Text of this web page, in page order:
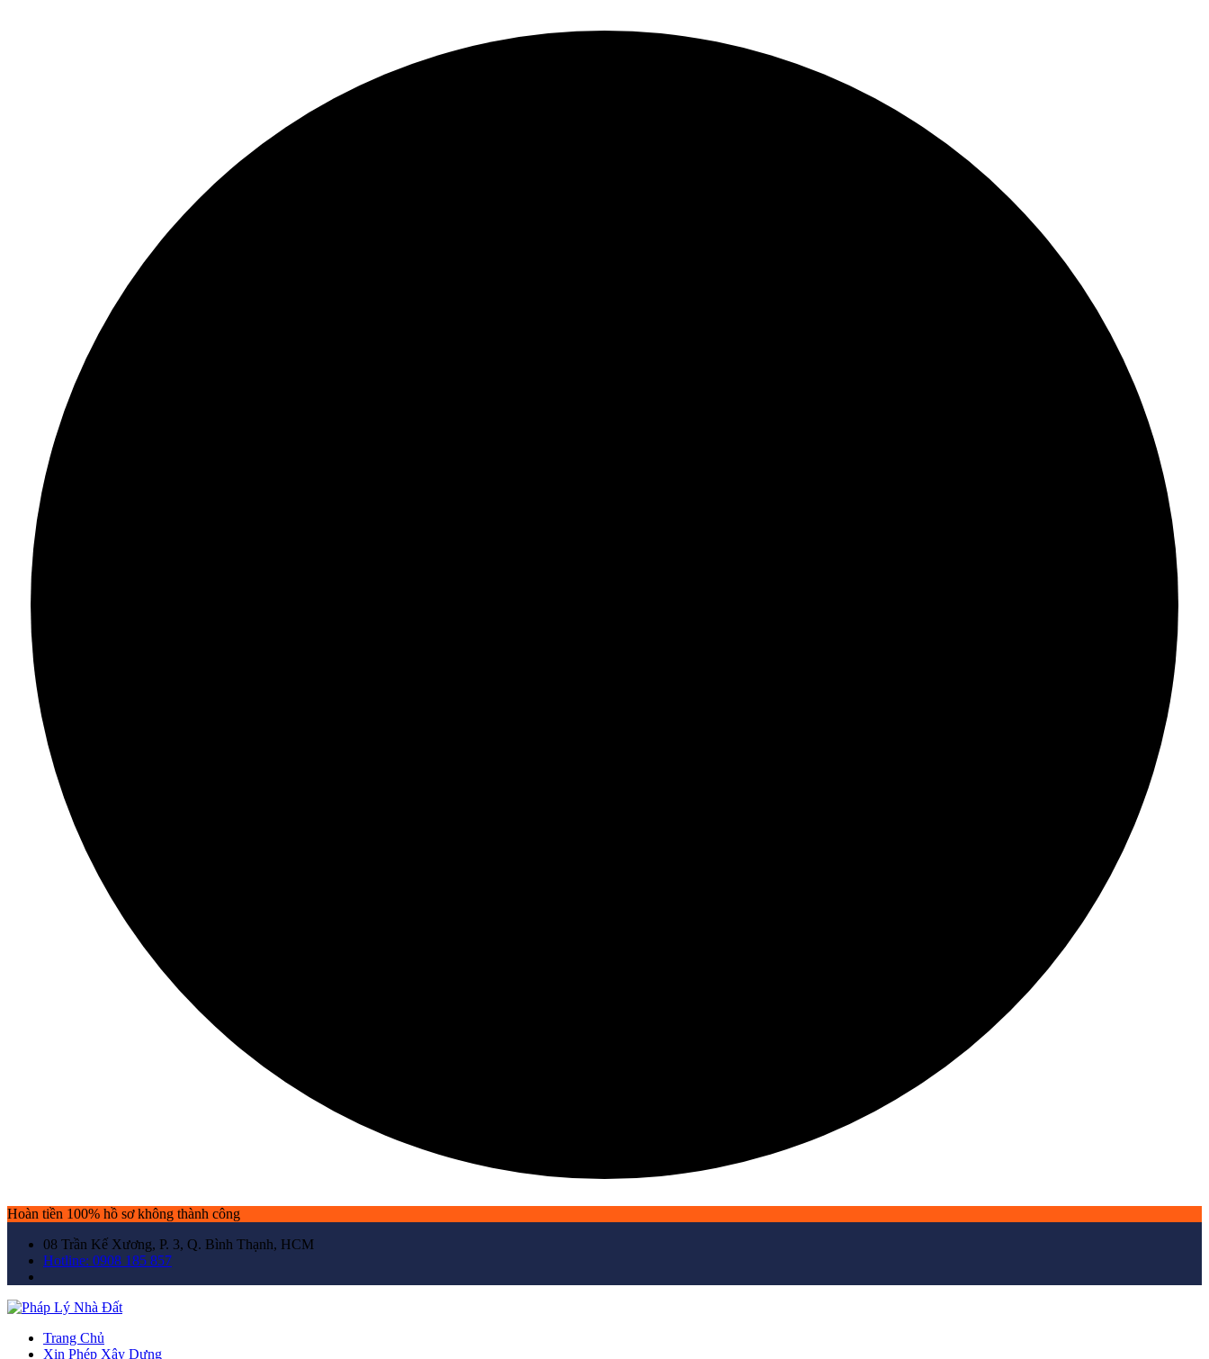
Hoàn tiền 100% hồ sơ không thành công
08 Trần Kế Xương, P. 3, Q. Bình Thạnh, HCM
Hotline: 0908 185 857
Trang Chủ
Xin Phép Xây Dựng